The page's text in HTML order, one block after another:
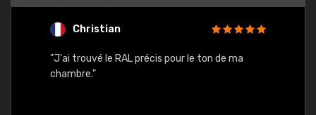
Christian
"J'ai trouvé le RAL précis pour le ton de ma
chambre."